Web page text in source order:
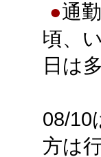
●通
頃、
日は
08/10
方は